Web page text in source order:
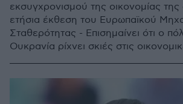
εκσυγχρονισμού της οικονομίας
ετήσια έκθεση του Ευρωπαϊκού
Σταθερότητας - Επισημαίνει ότι ο
Ουκρανία ρίχνει σκιές στις